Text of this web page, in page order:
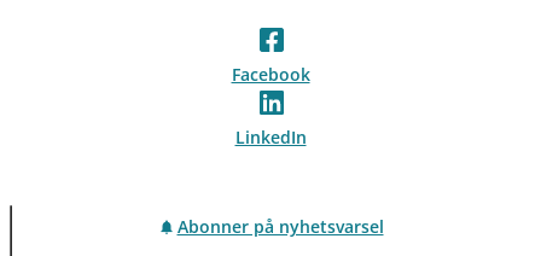
Facebook
LinkedIn
Abonner på nyhetsvarsel